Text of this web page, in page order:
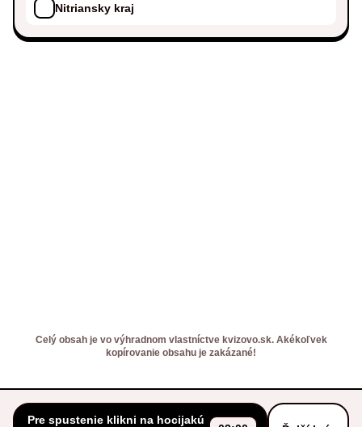
Nitriansky kraj
Pre spustenie klikni na hocijakú
Celý obsah je vo výhradnom vlastníctve kvizovo.sk. Akékoľvek
kopírovanie obsahu je zakázané!